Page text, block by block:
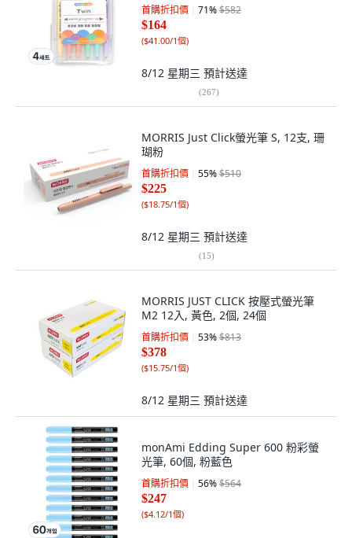
首購折扣價 71%$582
$164
($41.00/1個)
8/12 星期三 預計送達
(267)
MORRIS Just Click螢光筆 S, 12支, 珊
瑚粉
首購折扣價 55%$510
$225
($18.75/1個)
8/12 星期三 預計送達
(15)
MORRIS JUST CLICK 按壓式螢光筆
M2 12入, 黃色, 2個, 24個
首購折扣價 53%$813
$378
($15.75/1個)
8/12 星期三 預計送達
monAmi Edding Super 600 粉彩螢
光筆, 60個, 粉藍色
首購折扣價 56%$564
$247
($4.12/1個)